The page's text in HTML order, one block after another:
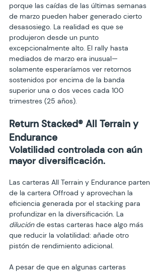
porque las caídas de las últimas semanas
de marzo pueden haber generado cierto
desasosiego. La realidad es que se
produjeron desde un punto
excepcionalmente alto. El rally hasta
mediados de marzo era inusual—
solamente esperaríamos ver retornos
sostenidos por encima de la banda
superior una o dos veces cada 100
Return Stacked® All Terrain y
Endurance
Volatilidad controlada con aún
mayor diversificación.
Las carteras All Terrain y Endurance parten
de la cartera Offroad y aprovechan la
eficiencia generada por el stacking para
profundizar en la diversificación. La
dilución de estas carteras hace algo más
que reducir la volatilidad: añade otro
A pesar de que en algunas carteras